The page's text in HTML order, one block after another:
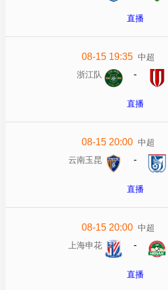
直播
08-15 19:35 中超
浙江队
-
直播
08-15 20:00 中超
云南玉昆
-
直播
08-15 20:00 中超
上海申花
-
直播